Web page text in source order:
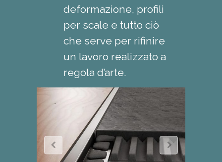
deformazione, profili
per scale e tutto ciò
che serve per rifinire
un lavoro realizzato a
regola d’arte.